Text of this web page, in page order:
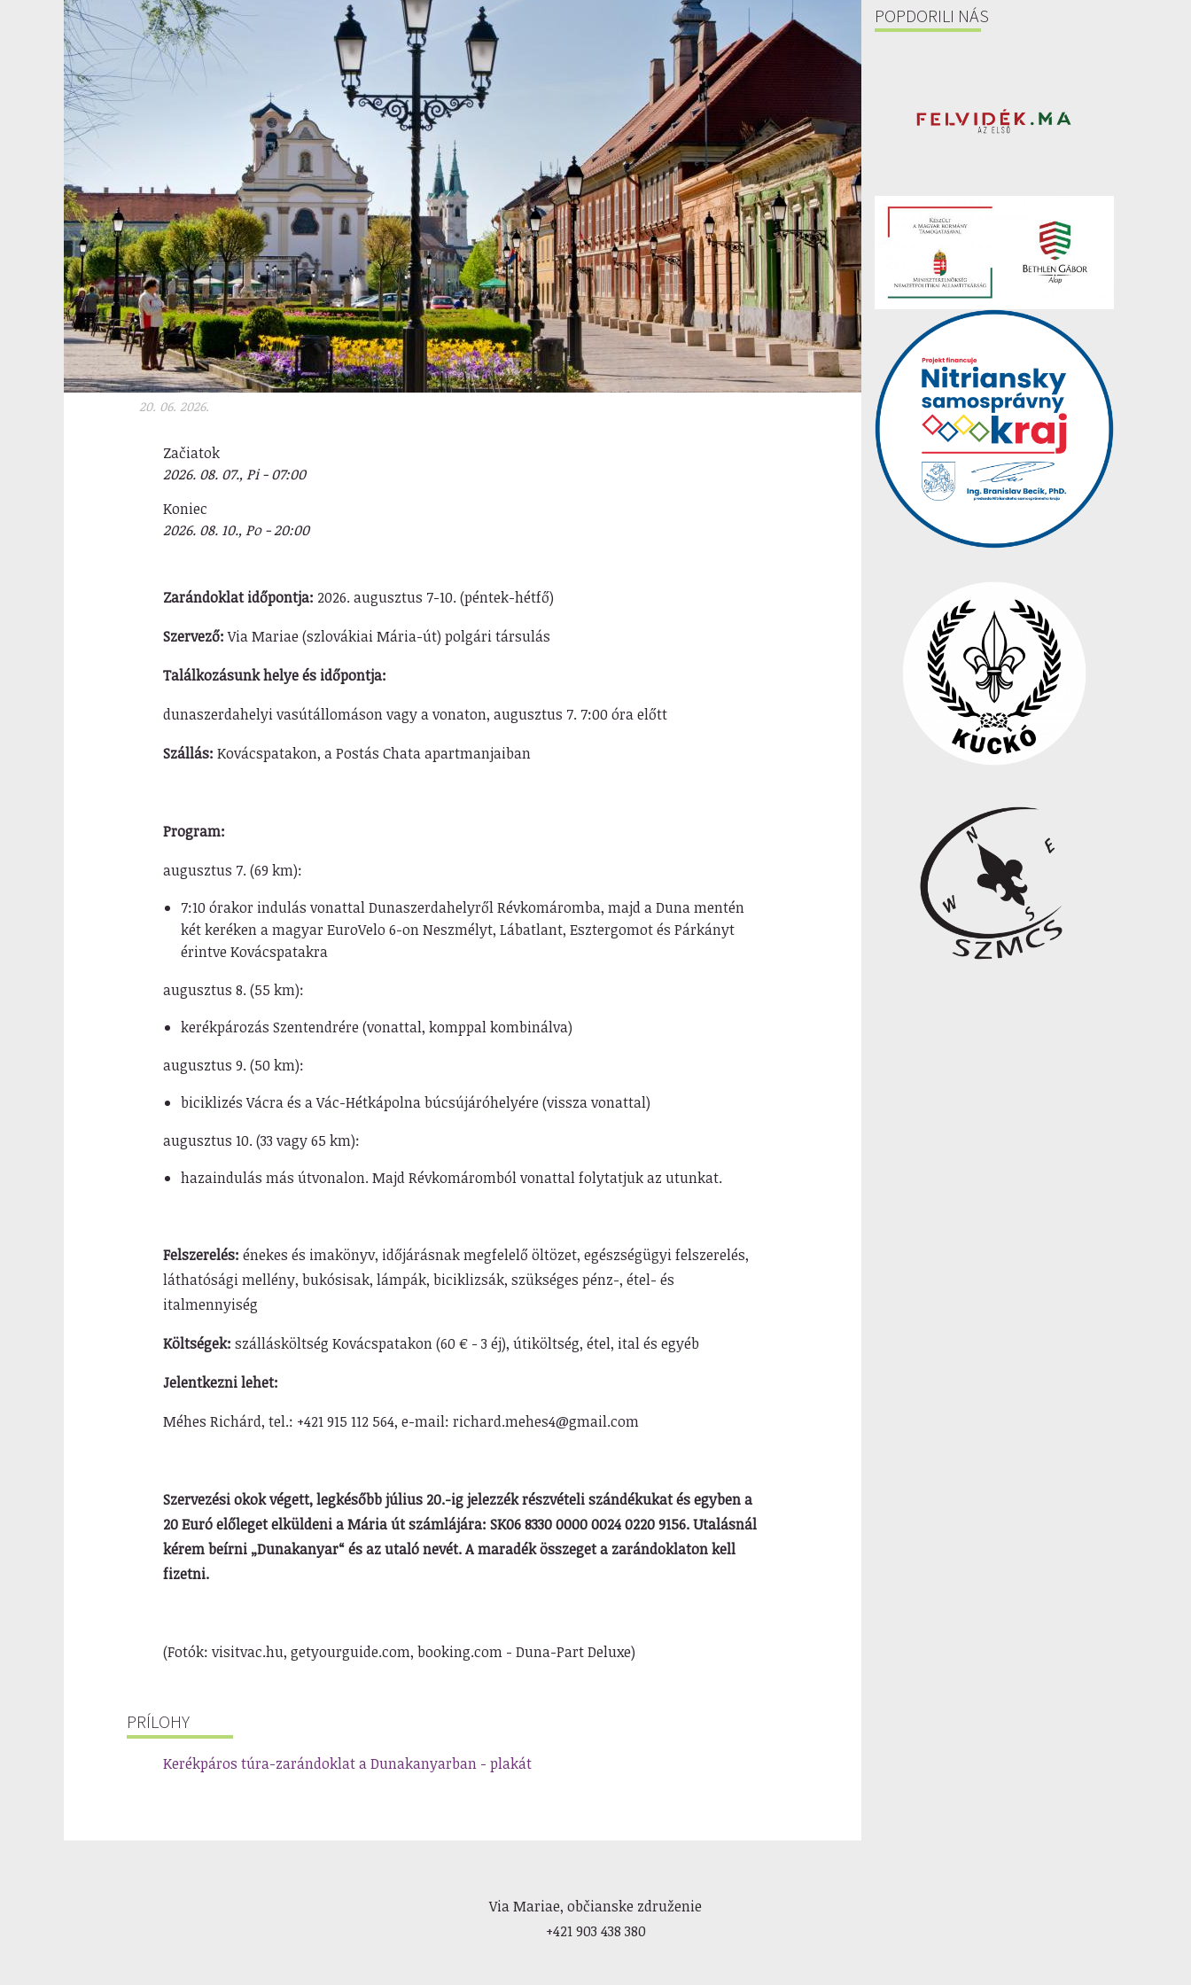
20. 06. 2026.
Začiatok
2026. 08. 07., Pi - 07:00
Koniec
2026. 08. 10., Po - 20:00
Zarándoklat időpontja: 2026. augusztus 7-10. (péntek-hétfő)
Szervező:Via Mariae (szlovákiai Mária-út) polgári társulás
Találkozásunk helye és időpontja:
dunaszerdahelyi vasútállomáson vagy a vonaton, augusztus 7. 7:00 óra előtt
Szállás: Kovácspatakon, a Postás Chata apartmanjaiban
Program:
augusztus 7. (69 km):
7:10 órakor indulás vonattal Dunaszerdahelyről Révkomáromba, majd a Duna mentén
két keréken a magyar EuroVelo 6-on Neszmélyt, Lábatlant, Esztergomot és Párkányt
érintve Kovácspatakra
augusztus 8. (55 km):
kerékpározás Szentendrére (vonattal, komppal kombinálva)
augusztus 9. (50 km):
biciklizés Vácra és a Vác-Hétkápolna búcsújáróhelyére (vissza vonattal)
augusztus 10. (33 vagy 65 km):
hazaindulás más útvonalon. Majd Révkomáromból vonattal folytatjuk az utunkat.
Felszerelés: énekes és imakönyv, időjárásnak megfelelő öltözet, egészségügyi felszerelés,
láthatósági mellény, bukósisak, lámpák, biciklizsák, szükséges pénz-, étel- és
italmennyiség
Költségek: szállásköltség Kovácspatakon (60 € - 3 éj), útiköltség, étel, ital és egyéb
Jelentkezni lehet:
Méhes Richárd, tel.: +421 915 112 564, e-mail: richard.mehes4@gmail.com
Szervezési okok végett, legkésőbb július 20.-ig jelezzék részvételi szándékukat és egyben a
20 Euró előleget elküldeni a Mária út számlájára: SK06 8330 0000 0024 0220 9156. Utalásnál
kérem beírni „Dunakanyar“ és az utaló nevét. A maradék összeget a zarándoklaton kell
fizetni.
(Fotók: visitvac.hu, getyourguide.com, booking.com - Duna-Part Deluxe)
PRÍLOHY
Kerékpáros túra-zarándoklat a Dunakanyarban - plakát
POPDORILI NÁS
Via Mariae, občianske združenie
+421 903 438 380